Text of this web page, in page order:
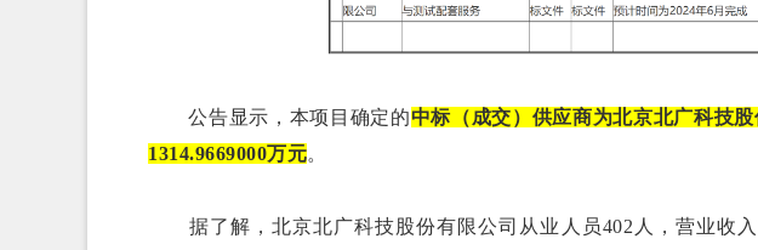
公告显示，本项目确定的中标（成交）供应商为北京北广科技
1314.9669000万元。
据了解，北京北广科技股份有限公司从业人员402人，营业收入